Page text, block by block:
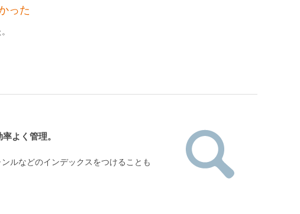
った
よく管理。
ルなどのインデックスをつけることも